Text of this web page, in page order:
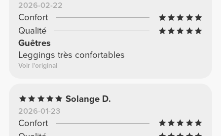
2026-02-22
Confort
Qualité
Guêtres
Leggings très confortables
Voir l'original
Solange D.
2026-01-23
Confort